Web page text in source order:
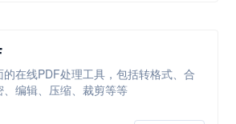
的在线PDF处理工具，包括转格式、合
、编辑、压缩、裁剪等等